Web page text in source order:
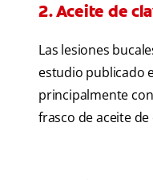
2. Aceite de
Las lesiones
estudio publicado
principalmente
frasco de aceite